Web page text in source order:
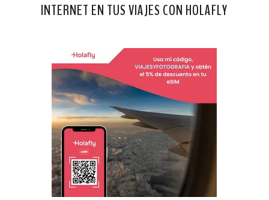
INTERNET EN TUS VIAJES CON HOLAFLY